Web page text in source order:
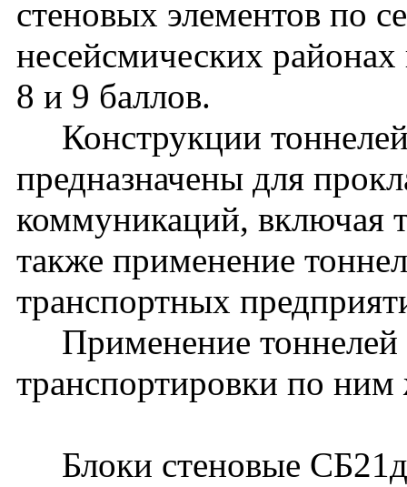
стеновых элементов по
несейсмических
8 и 9 баллов.
Конструкции тоннелей
предназначены для
коммуникаций, включая
также применение
транспортных
Применение тоннелей
транспортировки по
Блоки стеновые